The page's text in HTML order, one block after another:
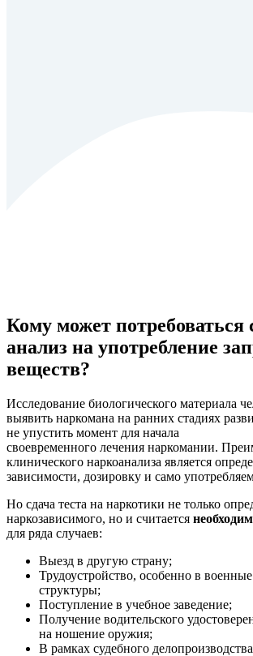
Кому может потребоваться
анализ на употребление
веществ?
Исследование биологического материала
выявить наркомана на ранних стадиях
не упустить момент для начала
своевременного лечения наркомании.
клинического наркоанализа является
зависимости, дозировку и само
Но сдача теста на наркотики не только
наркозависимого, но и считается
для ряда случаев:
Выезд в другую страну;
Трудоустройство, особенно в
структуры;
Поступление в учебное заведение;
Получение водительского
на ношение оружия;
В рамках судебного